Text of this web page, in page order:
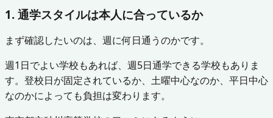
1. 通学スタイルは本人に合っているか
まず確認したいのは、週に何日通うのかです。
週1日でよい学校もあれば、週5日通学できる学校もありま
す。登校日が固定されているか、土曜中心なのか、平日中心
なのかによっても負担は変わります。